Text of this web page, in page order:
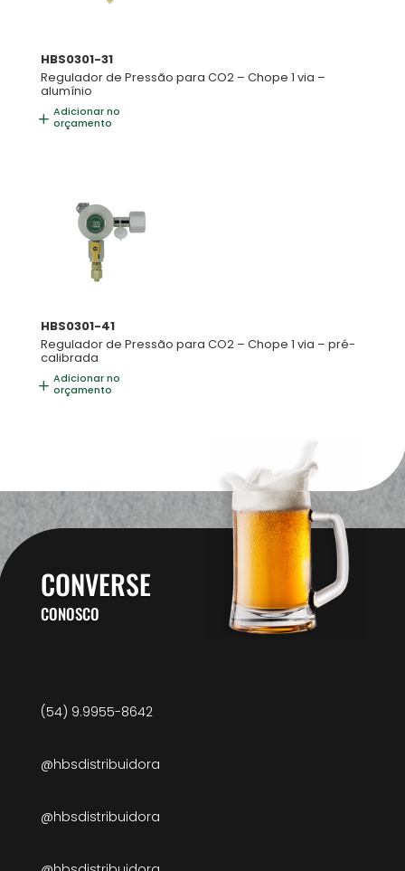
HBS0301-31
Regulador de Pressão para CO2 – Chope 1 via –
alumínio
Adicionar no
orçamento
HBS0301-41
Regulador de Pressão para CO2 – Chope 1 via – pré-
calibrada
Adicionar no
orçamento
CONVERSE
CONOSCO
(54) 9.9955-8642
@hbsdistribuidora
@hbsdistribuidora